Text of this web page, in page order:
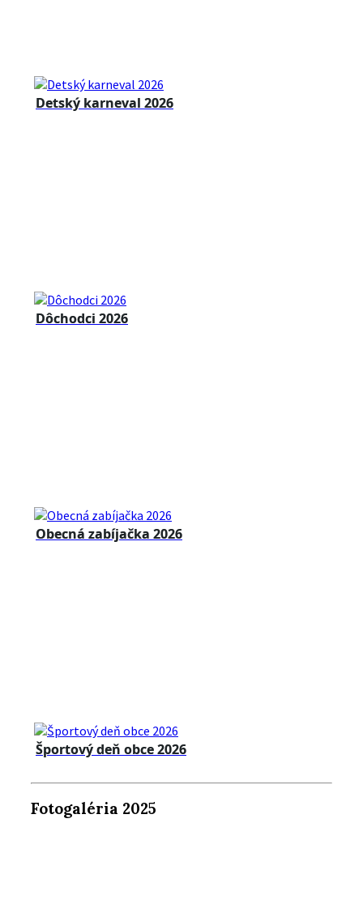
Detský karneval 2026
Dôchodci 2026
Obecná zabíjačka 2026
Športový deň obce 2026
Fotogaléria 2025